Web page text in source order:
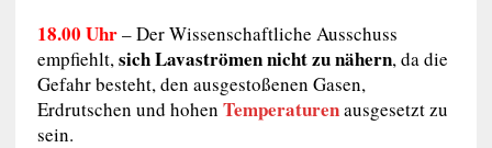
18.00 Uhr– Der Wissenschaftliche Ausschuss
empfiehlt, sich Lavaströmen nicht zu nähern, da die
Gefahr besteht, den ausgestoßenen Gasen,
Erdrutschen und hohen Temperaturenausgesetzt zu
sein.